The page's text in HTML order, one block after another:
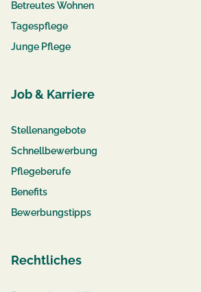
Betreutes Wohnen
Tagespflege
Junge Pflege
Job & Karriere
Stellenangebote
Schnellbewerbung
Pflegeberufe
Benefits
Bewerbungstipps
Rechtliches